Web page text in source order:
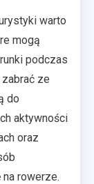
warto
mogą
podczas
ze
do
aktywności
oraz
rowerze.